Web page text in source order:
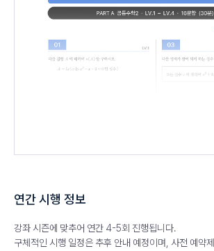
연간 시행 정보
강좌 시즌에 맞추어 연간 4-5회 진행됩니다.
구체적인 시행 일정은 추후 안내 예정이며, 사전 예약